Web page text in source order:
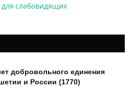
для слабовидящих
добровольного единения
и России (1770)